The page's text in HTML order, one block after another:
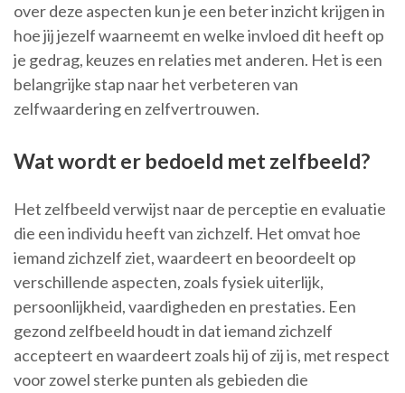
over deze aspecten kun je een beter inzicht krijgen in
hoe jij jezelf waarneemt en welke invloed dit heeft op
je gedrag, keuzes en relaties met anderen. Het is een
belangrijke stap naar het verbeteren van
zelfwaardering en zelfvertrouwen.
Wat wordt er bedoeld met zelfbeeld?
Het zelfbeeld verwijst naar de perceptie en evaluatie
die een individu heeft van zichzelf. Het omvat hoe
iemand zichzelf ziet, waardeert en beoordeelt op
verschillende aspecten, zoals fysiek uiterlijk,
persoonlijkheid, vaardigheden en prestaties. Een
gezond zelfbeeld houdt in dat iemand zichzelf
accepteert en waardeert zoals hij of zij is, met respect
voor zowel sterke punten als gebieden die